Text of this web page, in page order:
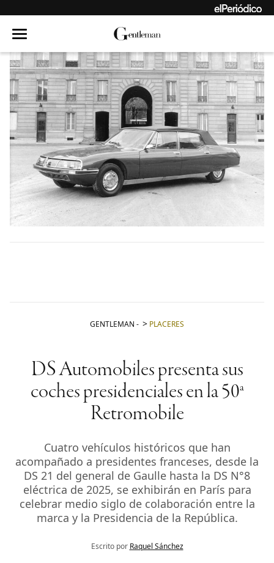
GENTLEMAN - PLACERES
DS Automobiles presenta sus
coches presidenciales en la 50ª
Retromobile
Cuatro vehículos históricos que han
acompañado a presidentes franceses, desde la
DS 21 del general de Gaulle hasta la DS N°8
eléctrica de 2025, se exhibirán en París para
celebrar medio siglo de colaboración entre la
marca y la Presidencia de la República.
Escrito por Raquel Sánchez